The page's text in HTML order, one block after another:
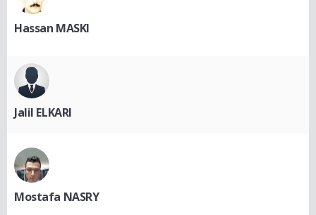
Hassan MASKI
Jalil ELKARI
Mostafa NASRY